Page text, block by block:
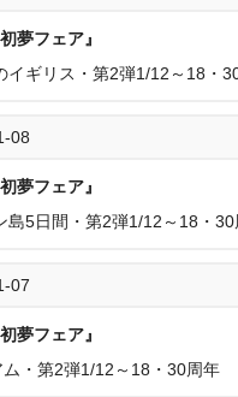
夢フェア』
イギリス・第2弾1/12～18・
08
夢フェア』
島5日間・第2弾1/12～18・30
07
夢フェア』
・第2弾1/12～18・30周年